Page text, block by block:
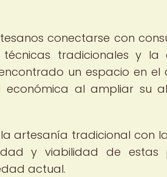
conectarse con
tradicionales y
un espacio en el
económica al ampliar su
artesanía tradicional con
y viabilidad de estas
actual.